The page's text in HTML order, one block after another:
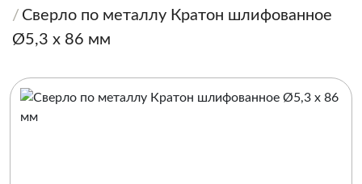
Сверло по металлу Кратон шлифованное
Ø5,3 х 86 мм